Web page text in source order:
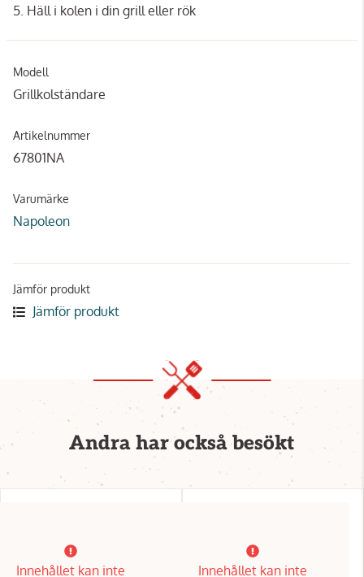
5. Häll i kolen i din grill eller rök
Modell
Grillkolständare
Artikelnummer
67801NA
Varumärke
Napoleon
Jämför produkt
Jämför produkt
Andra har också besökt
Innehållet kan inte
Innehållet kan inte